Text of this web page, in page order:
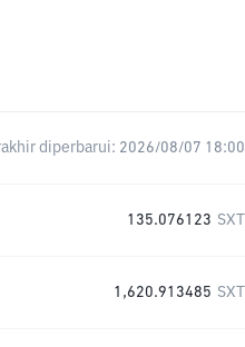
diperbarui: 2026/08/07 18:00
135.076123 SXT
1,620.913485 SXT